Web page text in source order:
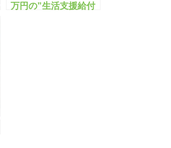
万円の”生活支援給付